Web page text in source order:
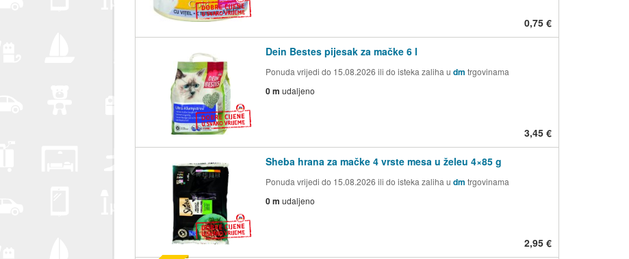
0,75 €
Dein Bestes pijesak za mačke 6 l
Ponuda vrijedi do 15.08.2026 ili do isteka zaliha u dm trgovinama
0 m udaljeno
3,45 €
Sheba hrana za mačke 4 vrste mesa u želeu 4×85 g
Ponuda vrijedi do 15.08.2026 ili do isteka zaliha u dm trgovinama
0 m udaljeno
2,95 €